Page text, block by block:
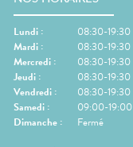
Lundi :
08:30-19:30
Mardi :
08:30-19:30
Mercredi :
08:30-19:30
Jeudi :
08:30-19:30
Vendredi :
08:30-19:30
Samedi :
09:00-19:00
Dimanche : Fermé